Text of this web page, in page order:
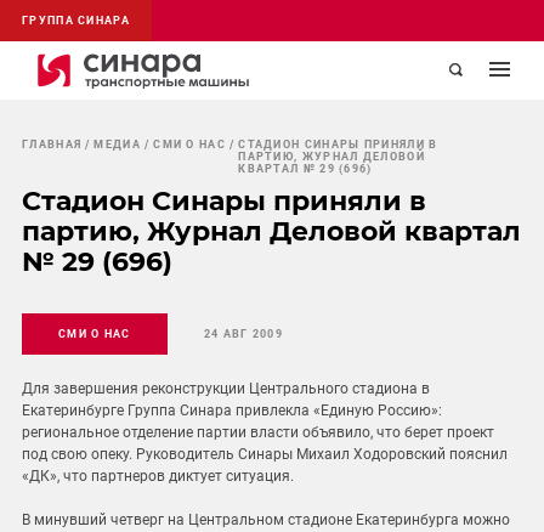
ГРУППА СИНАРА
ГЛАВНАЯ МЕДИА СМИ О НАС
СТАДИОН СИНАРЫ ПРИНЯЛИ В
ПАРТИЮ, ЖУРНАЛ ДЕЛОВОЙ
КВАРТАЛ № 29 (696)
Стадион Синары приняли в
партию, Журнал Деловой квартал
№ 29 (696)
СМИ О НАС 24 АВГ 2009
Для завершения реконструкции Центрального стадиона в
Екатеринбурге Группа Синара привлекла «Единую Россию»:
региональное отделение партии власти объявило, что берет проект
под свою опеку. Руководитель Синары Михаил Ходоровский пояснил
«ДК», что партнеров диктует ситуация.
В минувший четверг на Центральном стадионе Екатеринбурга можно